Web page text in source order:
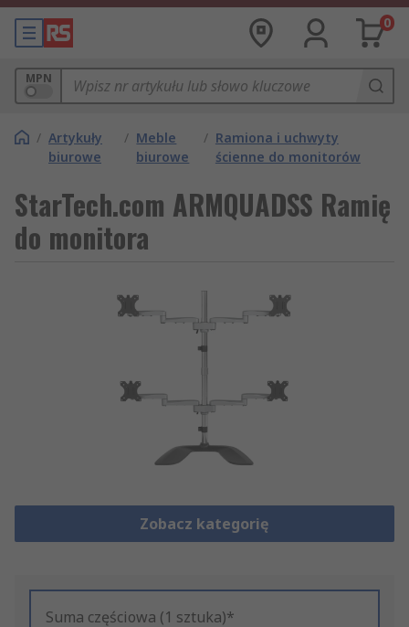
0
MPN
/ Artykuły
biurowe
/ Meble
biurowe
/ Ramiona i uchwyty
ścienne do monitorów
StarTech.com ARMQUADSS Ramię
do monitora
Zobacz kategorię
Suma częściowa (1 sztuka)*